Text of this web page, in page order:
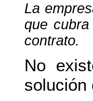
La
que
contrato.
No
solución